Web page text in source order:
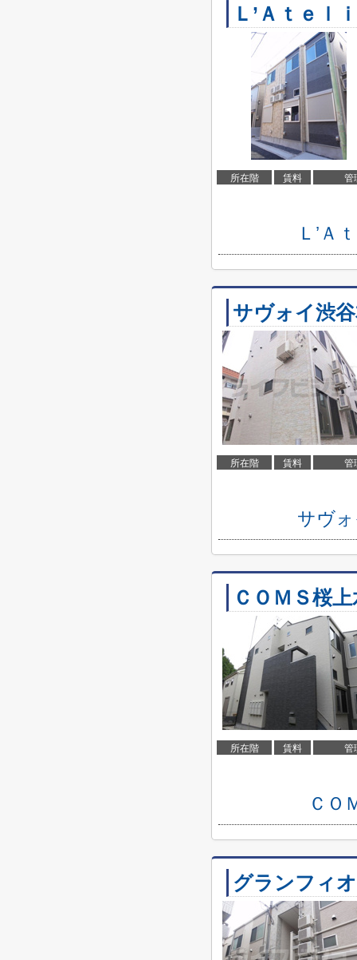
Ｌ’Ａｔｅｌ
所在階 賃料 管
Ｌ’Ａ
サヴォイ渋
所在階 賃料 管
サヴ
ＣＯＭＳ桜上
所在階 賃料 管
ＣＯ
グランフィ